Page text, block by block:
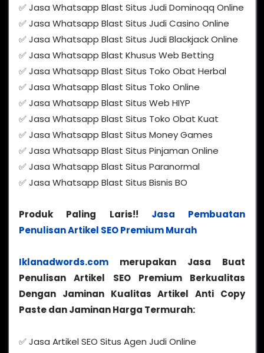
✅ Jasa Whatsapp Blast Situs Judi Dominoqq Online
✅ Jasa Whatsapp Blast Situs Judi Casino Online
✅ Jasa Whatsapp Blast Situs Judi Blackjack Online
✅ Jasa Whatsapp Blast Khusus Web Betting
✅ Jasa Whatsapp Blast Situs Toko Obat Herbal
✅ Jasa Whatsapp Blast Situs Toko Online
✅ Jasa Whatsapp Blast Situs Web HIYP
✅ Jasa Whatsapp Blast Situs Toko Obat Kuat
✅ Jasa Whatsapp Blast Situs Money Games
✅ Jasa Whatsapp Blast Situs Pinjaman Online
✅ Jasa Whatsapp Blast Situs Paranormal
✅ Jasa Whatsapp Blast Situs Bisnis BO
Produk Paling Laris!! Jasa Pembuatan
Penulisan Artikel SEO Premium Murah
Iklanadwords.com merupakan Jasa Buat
Penulisan Artikel SEO Premium Berkualitas
Dengan Jaminan Kualitas Artikel Anti Copy
Paste dan Jaminan Harga Termurah:
✅ Jasa Artikel SEO Situs Agen Judi Online